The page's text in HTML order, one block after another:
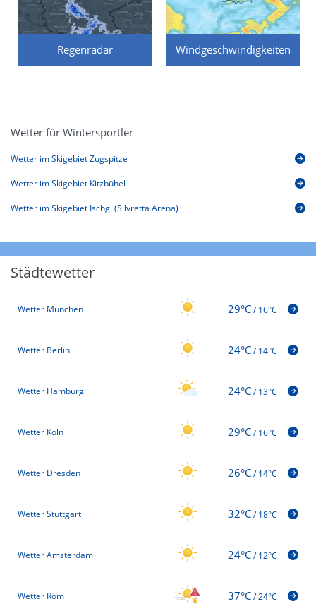
Regenradar Windgeschwindigkeiten
Wetter für Wintersportler
Wetter im Skigebiet Zugspitze
Wetter im Skigebiet Kitzbühel
Wetter im Skigebiet Ischgl (Silvretta Arena)
Städtewetter
Wetter München 29°C/16°C
Wetter Berlin 24°C/14°C
Wetter Hamburg 24°C/13°C
Wetter Köln 29°C/16°C
Wetter Dresden 26°C/14°C
Wetter Stuttgart 32°C/18°C
Wetter Amsterdam 24°C/12°C
Wetter Rom 37°C/24°C